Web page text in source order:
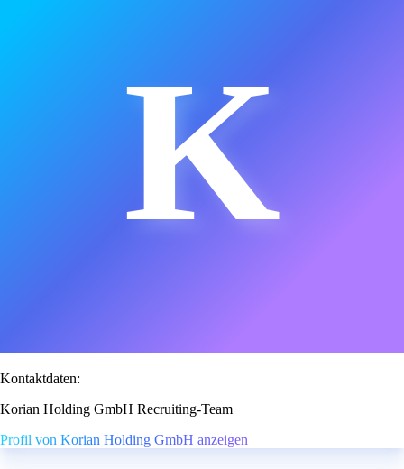
K
Kontaktdaten:
Korian Holding GmbH Recruiting-Team
Profil von Korian Holding GmbH anzeigen